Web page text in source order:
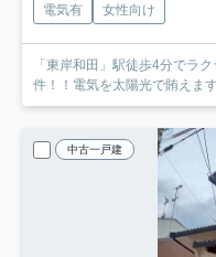
電気有
女性向け
「東岸和田」駅徒歩4分でラ
件！！電気を太陽光で賄えま
中古一戸建